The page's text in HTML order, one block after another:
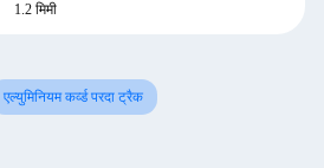
1.2 मिमी
एल्युमिनियम कर्व्ड परदा ट्रैक